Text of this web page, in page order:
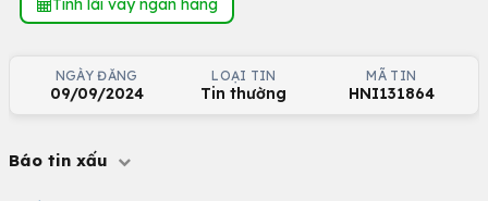
NGÀY ĐĂNG
09/09/2024
LOẠI TIN
Tin thường
MÃ TIN
HNI131864
Báo tin xấu